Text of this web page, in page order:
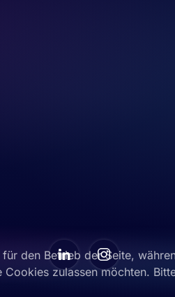
den Betrieb der Seite,
zulassen möchten.